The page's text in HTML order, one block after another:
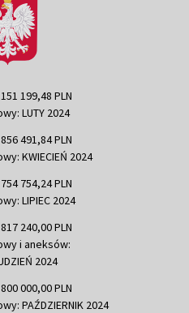
199,48 PLN
LUTY 2024
491,84 PLN
KWIECIEŃ 2024
754,24 PLN
LIPIEC 2024
240,00 PLN
i aneksów:
2024
000,00 PLN
PAŹDZIERNIK 2024